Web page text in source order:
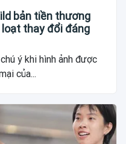
bản tiền thương
thay đổi đáng
ý khi hình ảnh được
của...